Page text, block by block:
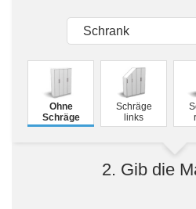
Schrank
Ohne
Schräge
Schräge
links
2. Gib die
Wandboards